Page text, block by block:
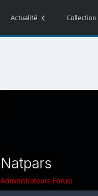
Actualité Collection
Natpars
Administrateurs Forum